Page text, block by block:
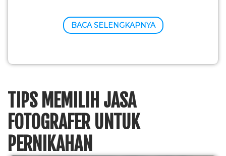
BACA SELENGKAPNYA
TIPS MEMILIH JASA
FOTOGRAFER UNTUK
PERNIKAHAN